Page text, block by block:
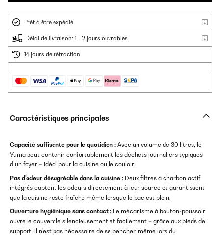
Prêt à être expédié
Délai de livraison: 1 - 2 jours ouvrables
14 jours de rétraction
Caractéristiques principales
Capacité suffisante pour le quotidien : Avec un volume de 30 litres, le
Yuma peut contenir confortablement les déchets journaliers typiques
d’un foyer – idéal pour la cuisine ou le couloir.
Pas d'odeur désagréable dans la cuisine : Deux filtres à charbon actif
intégrés captent les odeurs directement à leur source et garantissent
que la cuisine reste fraîche même lorsque le bac est plein.
Ouverture hygiénique sans contact : Le mécanisme à bouton-poussoir
ouvre le couvercle silencieusement et facilement – grâce aux pieds de
support, il n'est pas nécessaire de se pencher, même lors du